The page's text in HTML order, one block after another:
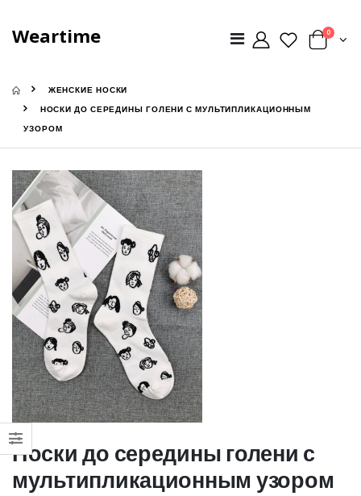
Weartime 0
ЖЕНСКИЕ НОСКИ
НОСКИ ДО СЕРЕДИНЫ ГОЛЕНИ С МУЛЬТИПЛИКАЦИОННЫМ
УЗОРОМ
Носки до середины голени с
мультипликационным узором